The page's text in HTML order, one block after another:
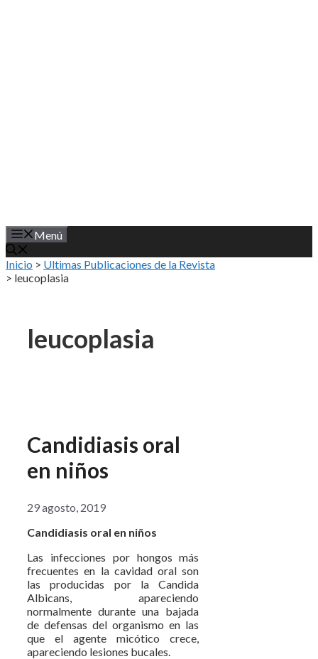
Menú
Inicio > Ultimas Publicaciones de la Revista
> leucoplasia
leucoplasia
Candidiasis oral
en niños
29 agosto, 2019
Candidiasis oral en niños
Las infecciones por hongos más
frecuentes en la cavidad oral son
las producidas por la Candida
Albicans, apareciendo
normalmente durante una bajada
de defensas del organismo en las
que el agente micótico crece,
apareciendo lesiones bucales.